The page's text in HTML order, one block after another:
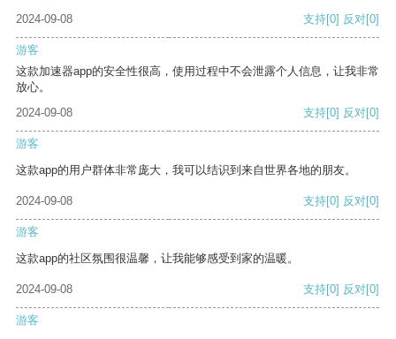
2024-09-08 支持[0] 反对[0]
游客
这款加速器app的安全性很高，使用过程中不会泄露个人信息，让我非常
放心。
2024-09-08
支持[0] 反对[0]
游客
这款app的用户群体非常庞大，我可以结识到来自世界各地的朋友。
2024-09-08 支持[0] 反对[0]
游客
这款app的社区氛围很温馨，让我能够感受到家的温暖。
2024-09-08 支持[0] 反对[0]
游客